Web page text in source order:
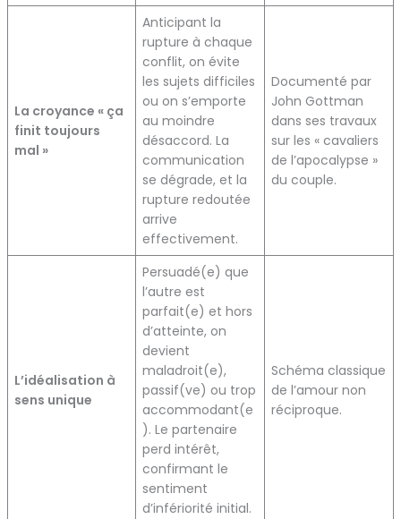
La croyance « ça
finit toujours
mal »
Anticipant la
rupture à chaque
conflit, on évite
les sujets difficiles
ou on s’emporte
au moindre
désaccord. La
communication
se dégrade, et la
rupture redoutée
arrive
effectivement.
Documenté par
John Gottman
dans ses travaux
sur les « cavaliers
de l’apocalypse »
du couple.
L’idéalisation à
sens unique
Persuadé(e) que
l’autre est
parfait(e) et hors
d’atteinte, on
devient
maladroit(e),
passif(ve) ou trop
accommodant(e
). Le partenaire
perd intérêt,
confirmant le
sentiment
d’infériorité initial.
Schéma classique
de l’amour non
réciproque.